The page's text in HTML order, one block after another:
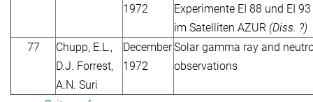
1972
Experimente EI 88 und EI 93
im Satelliten AZUR (Diss. ?)
77
Chupp, E.L.,
D.J. Forrest,
A.N. Suri
December
1972
Solar gamma ray and
observations